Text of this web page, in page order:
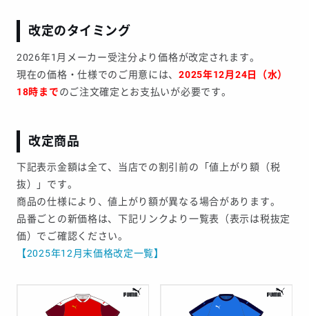
改定のタイミング
2026年1月メーカー受注分より価格が改定されます。
現在の価格・仕様でのご用意には、2025年12月24日（水）
18時までのご注文確定とお支払いが必要です。
改定商品
下記表示金額は全て、当店での割引前の「値上がり額（税
抜）」です。
商品の仕様により、値上がり額が異なる場合があります。
品番ごとの新価格は、下記リンクより一覧表（表示は税抜定
価）でご確認ください。
【2025年12月末価格改定一覧】